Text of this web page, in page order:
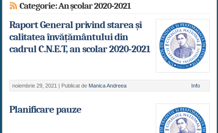
Categorie: An școlar 2020-2021
Raport General privind starea și
calitatea învățământului din
cadrul C.N.E.T, an scolar 2020-2021
noiembrie 29, 2021 | Publicat de Manica Andreea Info
Planificare pauze